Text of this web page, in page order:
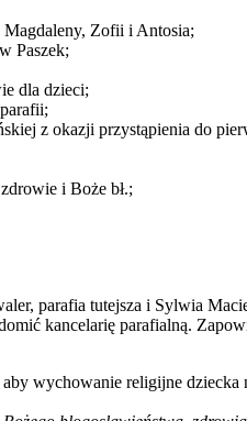
Magdaleny, Zofii i Antosia;
Paszek;
dla dzieci;
z okazji przystąpienia do
i Boże bł.;
parafia tutejsza i Sylwia
kancelarię parafialną.
wychowanie religijne dziecka